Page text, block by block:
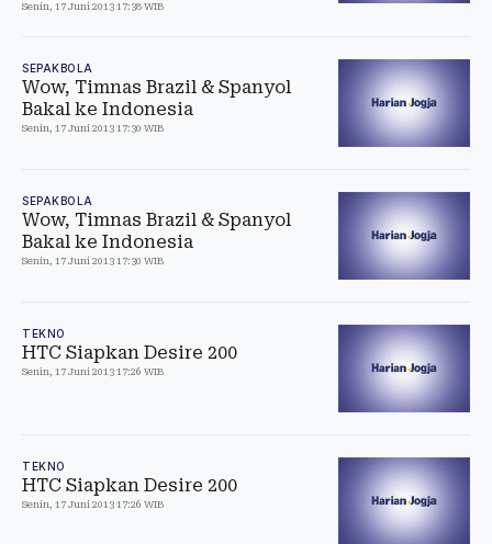
Senin, 17 Juni 2013 17:38 WIB
SEPAKBOLA
Wow, Timnas Brazil & Spanyol
Bakal ke Indonesia
Senin, 17 Juni 2013 17:30 WIB
SEPAKBOLA
Wow, Timnas Brazil & Spanyol
Bakal ke Indonesia
Senin, 17 Juni 2013 17:30 WIB
TEKNO
HTC Siapkan Desire 200
Senin, 17 Juni 2013 17:26 WIB
TEKNO
HTC Siapkan Desire 200
Senin, 17 Juni 2013 17:26 WIB